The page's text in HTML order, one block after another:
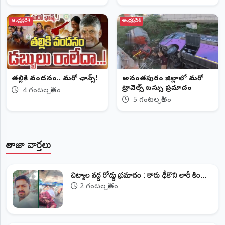
ఆంధ్రప్రదేశ్
తల్లికి వందనం.. మరో ఛాన్స్!
4 గంటల క్రితం
ఆంధ్రప్రదేశ్
అనంతపురం జిల్లాలో మరో
ట్రావెల్స్‌ బస్సు ప్రమాదం
5 గంటల క్రితం
తాజా వార్తలు
చిట్యాల వద్ద రోడ్డు ప్రమాదం : కారు ఢీకొని లారీ కిం...
2 గంటల క్రితం